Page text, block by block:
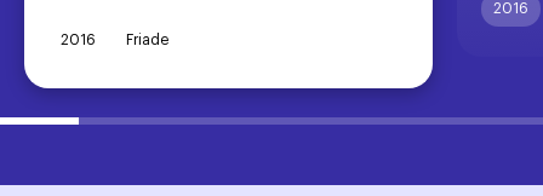
2016 Friade
2016